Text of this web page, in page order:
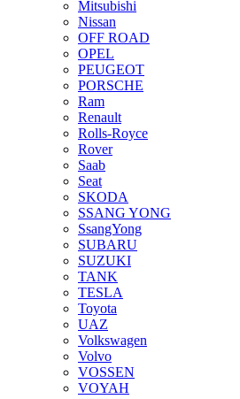
Mitsubishi
Nissan
OFF ROAD
OPEL
PEUGEOT
PORSCHE
Ram
Renault
Rolls-Royce
Rover
Saab
Seat
SKODA
SSANG YONG
SsangYong
SUBARU
SUZUKI
TANK
TESLA
Toyota
UAZ
Volkswagen
Volvo
VOSSEN
VOYAH